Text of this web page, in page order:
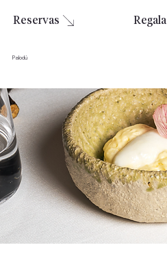
Palodú
Reservas Regala